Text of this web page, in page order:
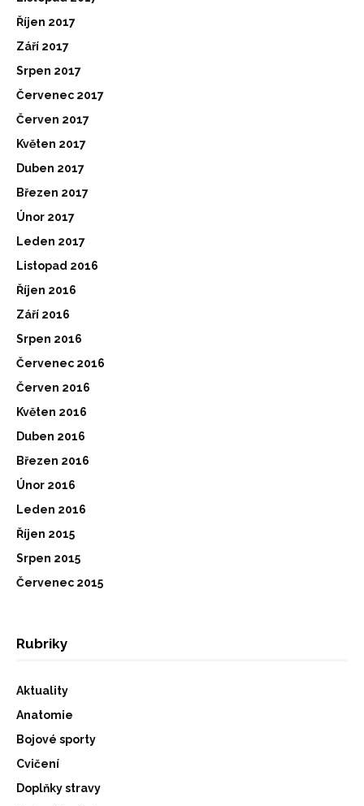
Říjen 2017
Září 2017
Srpen 2017
Červenec 2017
Červen 2017
Květen 2017
Duben 2017
Březen 2017
Únor 2017
Leden 2017
Listopad 2016
Říjen 2016
Září 2016
Srpen 2016
Červenec 2016
Červen 2016
Květen 2016
Duben 2016
Březen 2016
Únor 2016
Leden 2016
Říjen 2015
Srpen 2015
Červenec 2015
Rubriky
Aktuality
Anatomie
Bojové sporty
Cvičení
Doplňky stravy